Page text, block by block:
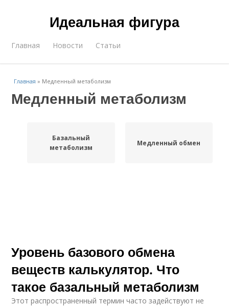
Идеальная фигура
Главная Новости Статьи
Главная » Медленный метаболизм
Медленный метаболизм
Базальный
метаболизм
Медленный обмен
Уровень базового обмена
веществ калькулятор. Что
такое базальный метаболизм
Этот распространенный термин часто задействуют не